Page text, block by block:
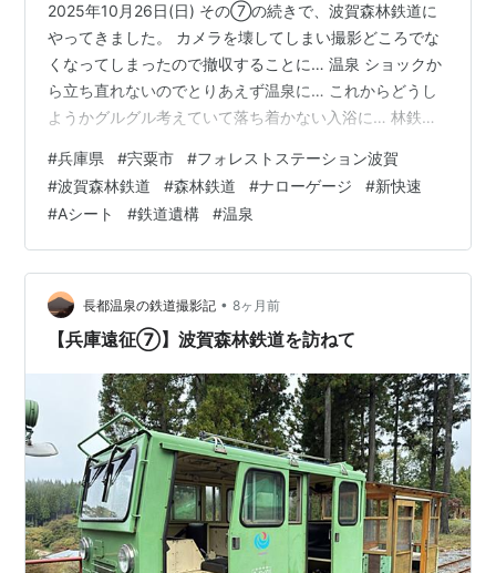
2025年10月26日(日) その⑦の続きで、波賀森林鉄道に
やってきました。 カメラを壊してしまい撮影どころでな
くなってしまったので撤収することに… 温泉 ショックか
ら立ち直れないのでとりあえず温泉に… これからどうし
ようかグルグル考えていて落ち着かない入浴に… 林鉄の
い とりあえず少し落ち着いたので、とりあえず姫路に向
かってヨドバシカメラやビックカメラのある大阪へ向か
うことにします。 やってしまったという後悔の念を持ち
ながら波賀森林鉄道のあるフォレストステーション波賀
を去っていきます… 途中休憩でコンビニに寄った際に何
を思ったのか、スマホに写…
#兵庫県 #宍粟市 #フォレストステーション波賀
#波賀森林鉄道 #森林鉄道 #ナローゲージ #新快速
#Aシート #鉄道遺構 #温泉
長都温泉の鉄道撮影記 • 8ヶ月前
【兵庫遠征⑦】波賀森林鉄道を訪ねて